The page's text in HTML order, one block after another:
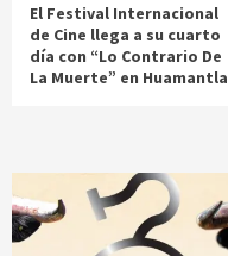
El Festival Internacional
de Cine llega a su cuarto
día con “Lo Contrario De
La Muerte” en Huamantla